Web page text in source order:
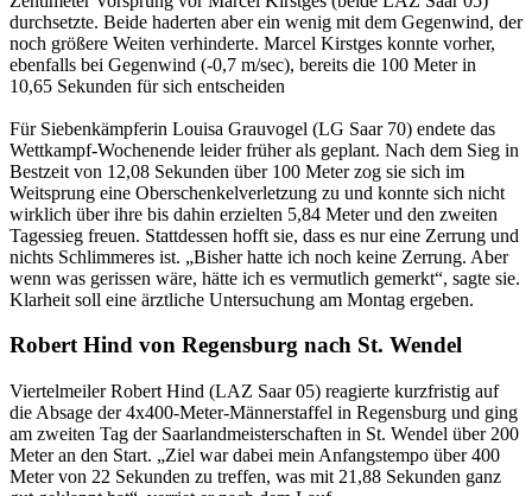
durchsetzte. Beide haderten aber ein wenig mit dem Gegenwind, der
noch größere Weiten verhinderte. Marcel Kirstges konnte vorher,
ebenfalls bei Gegenwind (-0,7 m/sec), bereits die 100 Meter in
10,65 Sekunden für sich entscheiden
Für Siebenkämpferin Louisa Grauvogel (LG Saar 70) endete das
Wettkampf-Wochenende leider früher als geplant. Nach dem Sieg in
Bestzeit von 12,08 Sekunden über 100 Meter zog sie sich im
Weitsprung eine Oberschenkelverletzung zu und konnte sich nicht
wirklich über ihre bis dahin erzielten 5,84 Meter und den zweiten
Tagessieg freuen. Stattdessen hofft sie, dass es nur eine Zerrung und
nichts Schlimmeres ist. „Bisher hatte ich noch keine Zerrung. Aber
wenn was gerissen wäre, hätte ich es vermutlich gemerkt“, sagte sie.
Klarheit soll eine ärztliche Untersuchung am Montag ergeben.
Robert Hind von Regensburg nach St. Wendel
Viertelmeiler Robert Hind (LAZ Saar 05) reagierte kurzfristig auf
die Absage der 4x400-Meter-Männerstaffel in Regensburg und ging
am zweiten Tag der Saarlandmeisterschaften in St. Wendel über 200
Meter an den Start. „Ziel war dabei mein Anfangstempo über 400
Meter von 22 Sekunden zu treffen, was mit 21,88 Sekunden ganz